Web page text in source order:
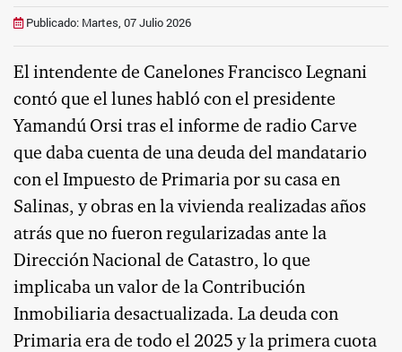
Publicado: Martes, 07 Julio 2026
El intendente de Canelones Francisco Legnani
contó que el lunes habló con el presidente
Yamandú Orsi tras el informe de radio Carve
que daba cuenta de una deuda del mandatario
con el Impuesto de Primaria por su casa en
Salinas, y obras en la vivienda realizadas años
atrás que no fueron regularizadas ante la
Dirección Nacional de Catastro, lo que
implicaba un valor de la Contribución
Inmobiliaria desactualizada. La deuda con
Primaria era de todo el 2025 y la primera cuota